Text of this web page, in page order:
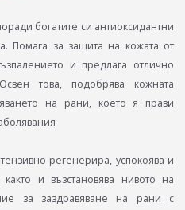
богатите си антиоксидантни
Помага за защита на кожата от
и предлага отлично
това, подобрява кожната
на рани, което я прави
регенерира, успокоява и
и възстановява нивото на
за заздравяване на рани с